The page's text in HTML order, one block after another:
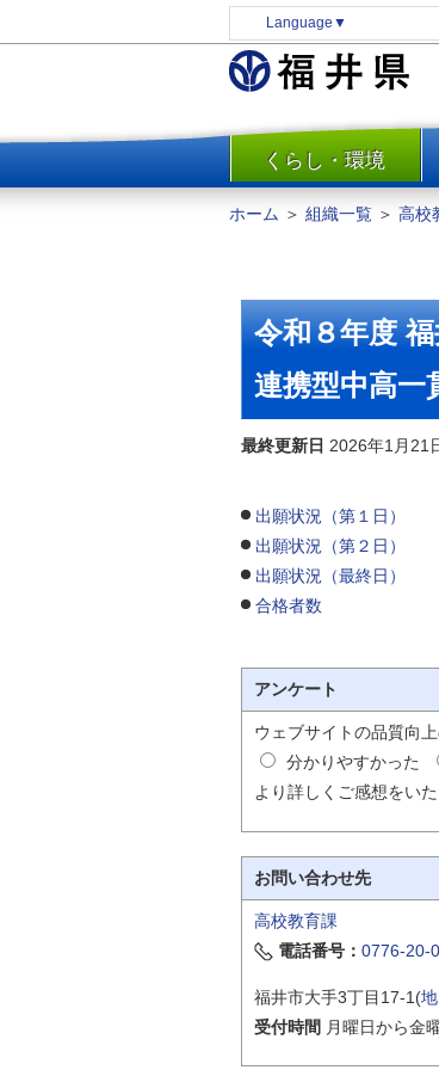
Language ▼
くらし・環境
防災
水道・エネルギー
住まい・土地
環境問題・廃棄物対策・
まちづくり
河川・砂防・港湾
自然
ホーム ＞ 組織一覧 ＞ 高校
令和８年度
連携型中高一
最終更新日 2026年1月21
出願状況（第１日）
出願状況（第２日）
出願状況（最終日）
合格者数
アンケート
ウェブサイトの品質向
分かりやすかった
より詳しくご感想をいた
お問い合わせ先
高校教育課
電話番号： 0776-20-
福井市大手3丁目17-1(
受付時間 月曜日から金